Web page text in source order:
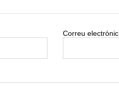
Correu electrònic